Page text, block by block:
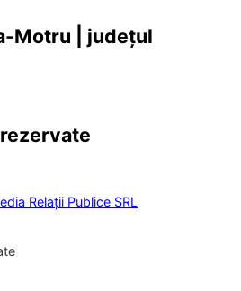
Motru | județul
Relații Publice SRL